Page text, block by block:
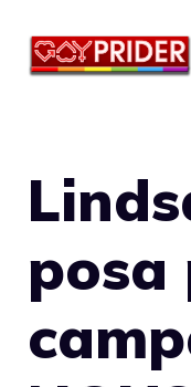
posa